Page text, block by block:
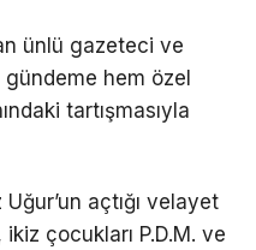
ünlü gazeteci ve
hem özel
tartışmasıyla
açtığı velayet
çocukları P.D.M. ve